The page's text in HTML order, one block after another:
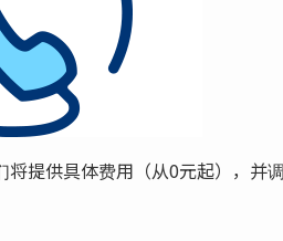
提供具体费用（从0元起），并